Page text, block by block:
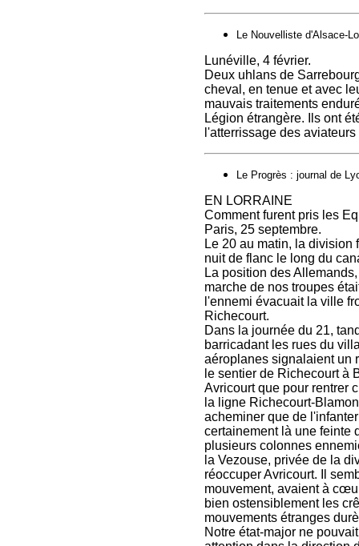
Le Nouvelliste d'Alsace-
Lunéville, 4 février.
Deux uhlans de
cheval, en tenue et avec
mauvais traitements
Légion étrangère. Ils ont
l'atterrissage des
Le Progrès : journal de
EN LORRAINE
Comment furent pris les
Paris, 25 septembre.
Le 20 au matin, la division
nuit de flanc le long du
La position des
marche de nos troupes
l'ennemi évacuait la ville
Richecourt.
Dans la journée du 21,
barricadant les rues du
aéroplanes signalaient un
le sentier de Richecourt à
Avricourt que pour rentrer
la ligne Richecourt-
acheminer que de
certainement là une feinte
plusieurs colonnes
la Vezouse, privée de la
réoccuper Avricourt. Il
mouvement, avaient à
bien ostensiblement les
mouvements étranges
Notre état-major ne